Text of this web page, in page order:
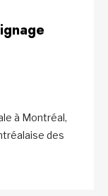
à Montréal,
des